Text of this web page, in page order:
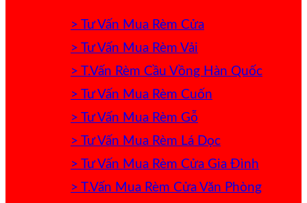
> Tư Vấn Mua Rèm Cửa
> Tư Vấn Mua Rèm Vải
> T.Vấn Rèm Cầu Vồng Hàn Quốc
> Tư Vấn Mua Rèm Cuốn
> Tư Vấn Mua Rèm Gỗ
> Tư Vấn Mua Rèm Lá Dọc
> Tư Vấn Mua Rèm Cửa Gia Đình
> T.Vấn Mua Rèm Cửa Văn Phòng